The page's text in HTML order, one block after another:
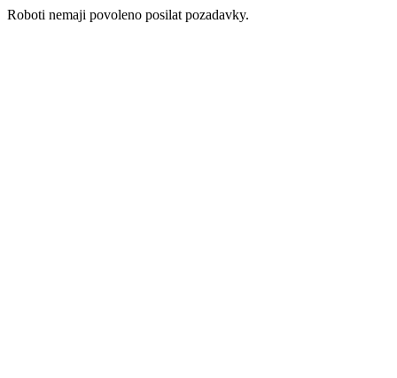
Roboti nemaji povoleno posilat pozadavky.